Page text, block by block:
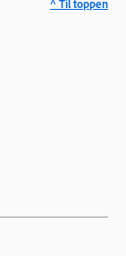
^ Til toppen